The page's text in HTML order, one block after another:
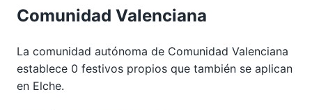
Comunidad Valenciana
La comunidad autónoma de Comunidad Valenciana
establece 0 festivos propios que también se aplican
en Elche.